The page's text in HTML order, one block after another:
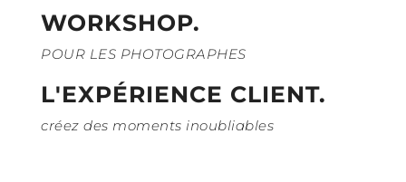
WORKSHOP.
POUR LES PHOTOGRAPHES
L'EXPÉRIENCE CLIENT.
créez des moments inoubliables